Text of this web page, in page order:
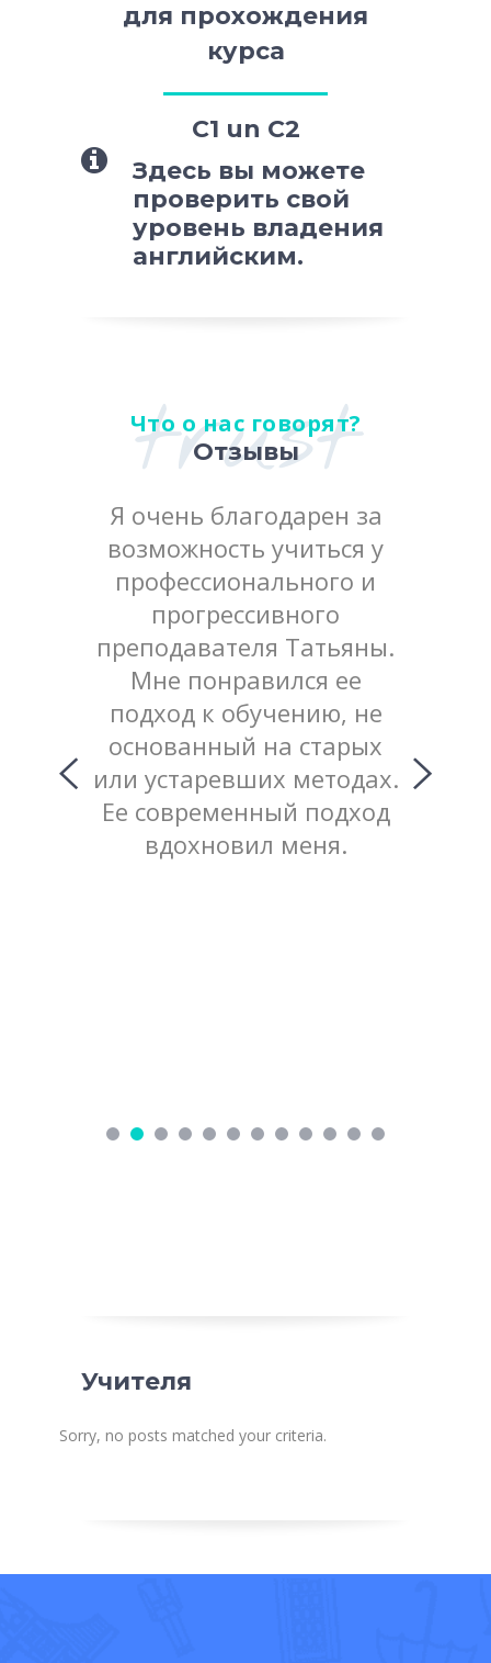
для прохождения
курса
C1 un C2
Здесь вы можете
проверить свой
уровень владения
английским.
trust
Что о нас говорят?
Отзывы
Я очень благодарен за
возможность учиться у
профессионального и
прогрессивного
преподавателя Татьяны.
Мне понравился ее
подход к обучению, не
основанный на старых
или устаревших методах.
Ее современный подход
вдохновил меня.
Учителя
Sorry, no posts matched your criteria.